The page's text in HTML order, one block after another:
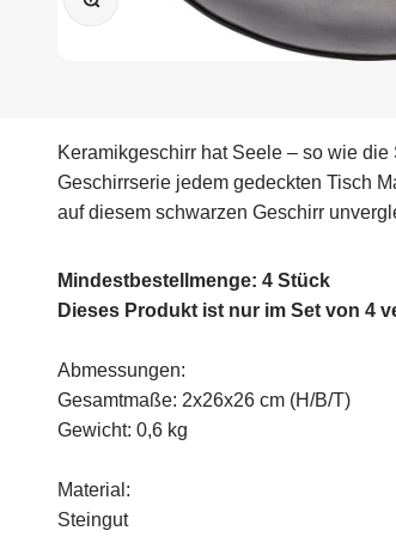
Keramikgeschirr hat Seele – so wie
Geschirrserie jedem gedeckten Tisch
auf diesem schwarzen Geschirr
Mindestbestellmenge: 4 Stück
Dieses Produkt ist nur im Set von 4
Abmessungen:
Gesamtmaße: 2x26x26 cm (H/B/T)
Gewicht: 0,6 kg
Material:
Steingut